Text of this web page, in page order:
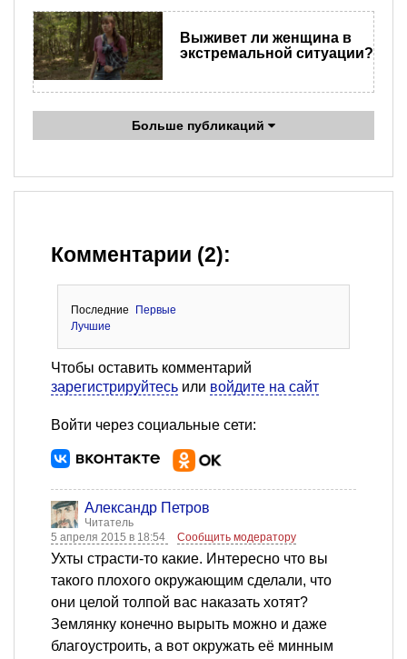
Выживет ли женщина в
экстремальной ситуации?
Больше публикаций
Комментарии (2):
Последние
Первые
Лучшие
Чтобы оставить комментарий
зарегистрируйтесь или войдите на сайт
Войти через социальные сети:
Александр Петров
Читатель
5 апреля 2015 в 18:54
Сообщить модератору
Ухты страсти-то какие. Интересно что вы
такого плохого окружающим сделали, что
они целой толпой вас наказать хотят?
Землянку конечно вырыть можно и даже
благоустроить, а вот окружать её минным